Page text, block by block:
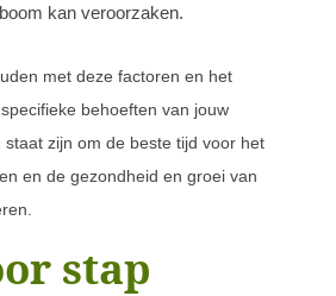
kan veroorzaken.
met deze factoren en het
behoeften van jouw
zijn om de beste tijd voor het
en de gezondheid en groei van
stap